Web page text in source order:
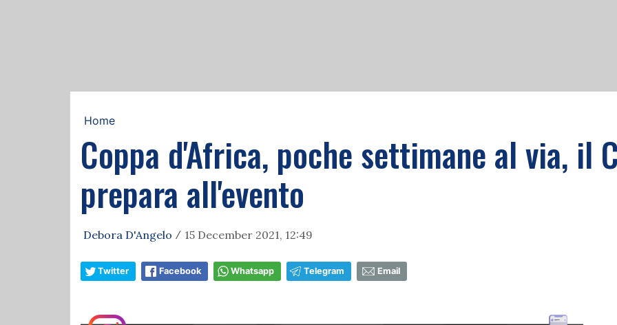
Home
Coppa d'Africa, poche settimane al via, il
prepara all'evento
Debora D'Angelo / 15 December 2021, 12:49
Twitter Facebook Whatsapp Telegram Email